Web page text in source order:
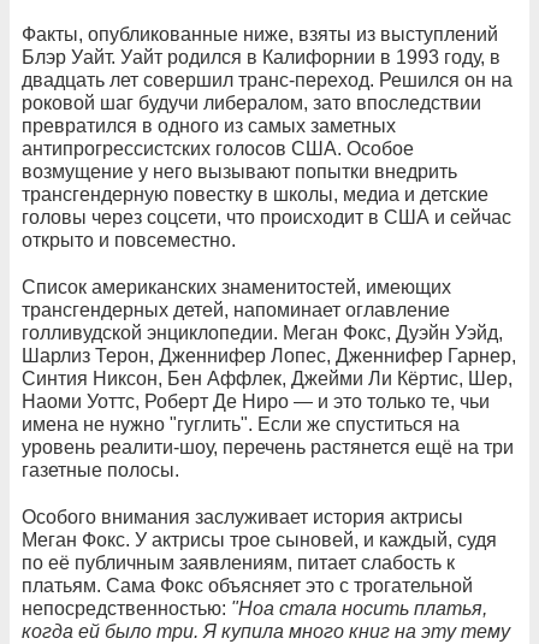
Факты, опубликованные ниже, взяты из выступлений
Блэр Уайт. Уайт родился в Калифорнии в 1993 году, в
двадцать лет совершил транс-переход. Решился он на
роковой шаг будучи либералом, зато впоследствии
превратился в одного из самых заметных
антипрогрессистских голосов США. Особое
возмущение у него вызывают попытки внедрить
трансгендерную повестку в школы, медиа и детские
головы через соцсети, что происходит в США и сейчас
открыто и повсеместно.
Список американских знаменитостей, имеющих
трансгендерных детей, напоминает оглавление
голливудской энциклопедии. Меган Фокс, Дуэйн Уэйд,
Шарлиз Терон, Дженнифер Лопес, Дженнифер Гарнер,
Синтия Никсон, Бен Аффлек, Джейми Ли Кёртис, Шер,
Наоми Уоттс, Роберт Де Ниро — и это только те, чьи
имена не нужно "гуглить". Если же спуститься на
уровень реалити-шоу, перечень растянется ещё на три
газетные полосы.
Особого внимания заслуживает история актрисы
Меган Фокс. У актрисы трое сыновей, и каждый, судя
по её публичным заявлениям, питает слабость к
платьям. Сама Фокс объясняет это с трогательной
непосредственностью: "Ноа стала носить платья,
когда ей было три. Я купила много книг на эту тему